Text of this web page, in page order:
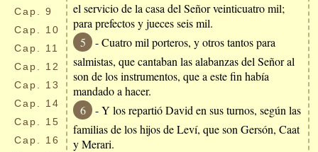
Cap.
9
Cap.
10
Cap.
11
Cap.
12
Cap.
13
Cap.
14
Cap.
15
Cap.
16
el servicio de la casa del Señor veinticuatro mil;
para prefectos y jueces seis mil.
5
- Cuatro mil porteros, y otros tantos para
salmistas, que cantaban las alabanzas del Señor al
son de los instrumentos, que a este fin había
mandado a hacer.
6
- Y los repartió David en sus turnos, según las
familias de los hijos de Leví, que son Gersón, Caat
y Merari.